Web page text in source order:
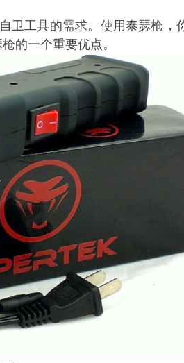
卫工具的需求。使用泰瑟枪，
的一个重要优点。